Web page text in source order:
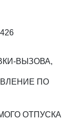
ВЫЗОВА,
ПО
ОТПУСКА